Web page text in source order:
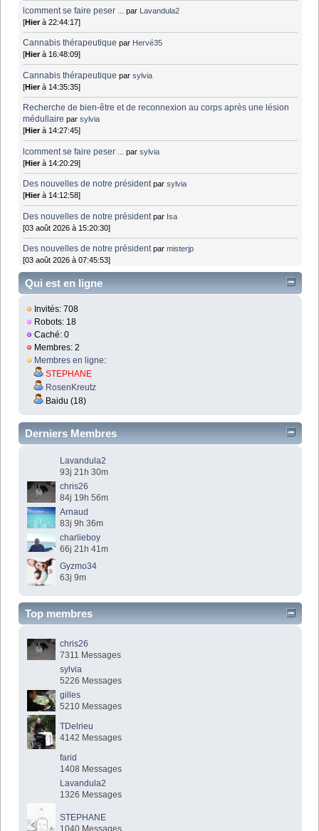
lcomment se faire peser ... par Lavandula2
[Hierà 22:44:17]
Cannabis thérapeutique par Hervé35
[Hierà 16:48:09]
Cannabis thérapeutique parsylvia
[Hierà 14:35:35]
Recherche de bien-être et de reconnexion au corps après une lésion
médullaire parsylvia
[Hierà 14:27:45]
lcomment se faire peser ... parsylvia
[Hierà 14:20:29]
Des nouvelles de notre président parsylvia
[Hierà 14:12:58]
Des nouvelles de notre président par Isa
[03 août 2026 à 15:20:30]
Des nouvelles de notre président parmisterjp
[03 août 2026 à 07:45:53]
Qui est en ligne
Invités: 708
Robots: 18
Caché: 0
Membres: 2
Membres en ligne:
STEPHANE
RosenKreutz
Baidu (18)
Derniers Membres
Lavandula2
93j 21h 30m
chris26
84j 19h 56m
Arnaud
83j 9h 36m
charlieboy
66j 21h 41m
Gyzmo34
63j 9m
Top membres
chris26
7311 Messages
sylvia
5226 Messages
gilles
5210 Messages
TDelrieu
4142 Messages
farid
1408 Messages
Lavandula2
1326 Messages
STEPHANE